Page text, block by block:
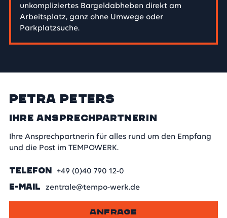
unkompliziertes Bargeldabheben direkt am
Arbeitsplatz, ganz ohne Umwege oder
Parkplatzsuche.
Petra Peters
Ihre Ansprechpartnerin
Ihre Ansprechpartnerin für alles rund um den Empfang
und die Post im TEMPOWERK.
TELEFON +49 (0)40 790 12-0
E-MAIL zentrale@tempo-werk.de
ANFRAGE